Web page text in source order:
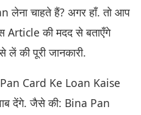
लेना चाहते हैं? अगर हाँ. तो आप
की मदद से बताएँगे
की पूरी जानकारी.
Card Ke Loan Kaise
देंगे. जैसे की: Bina Pan